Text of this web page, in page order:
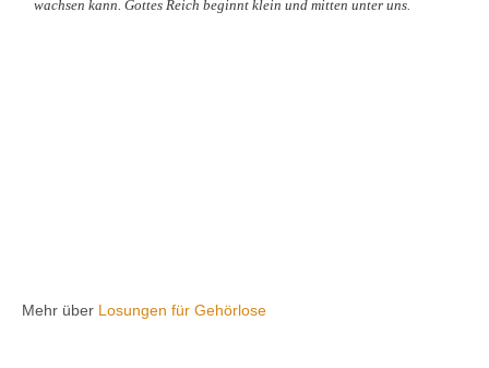
Mehr über Losungen für Gehörlose